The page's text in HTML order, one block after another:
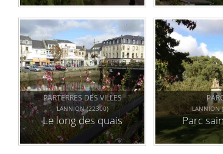
PARTERRES DES VILLES
LANNION (22300)
Le long des quais
LANNION
Parc